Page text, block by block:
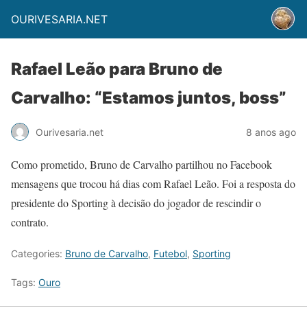
OURIVESARIA.NET
Rafael Leão para Bruno de
Carvalho: “Estamos juntos, boss”
Ourivesaria.net 8 anos ago
Como prometido, Bruno de Carvalho partilhou no Facebook
mensagens que trocou há dias com Rafael Leão. Foi a resposta do
presidente do Sporting à decisão do jogador de rescindir o
contrato.
Categories: Bruno de Carvalho, Futebol, Sporting
Tags: Ouro